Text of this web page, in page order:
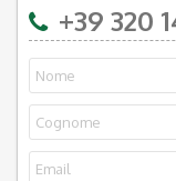
+39 320